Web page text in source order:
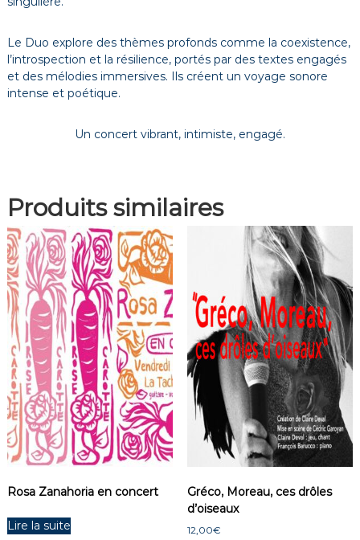
Le Duo explore des thèmes profonds comme la coexistence,
l’introspection et la résilience, portés par des textes engagés
et des mélodies immersives. Ils créent un voyage sonore
intense et poétique.
Un concert vibrant, intimiste, engagé.
Produits similaires
Rosa Zanahoria en concert
Lire la suite
Gréco, Moreau, ces drôles
d’oiseaux
12,00€